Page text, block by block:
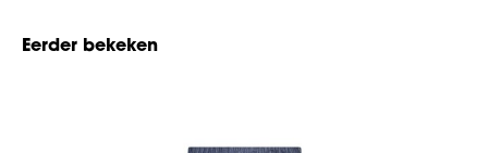
Eerder bekeken